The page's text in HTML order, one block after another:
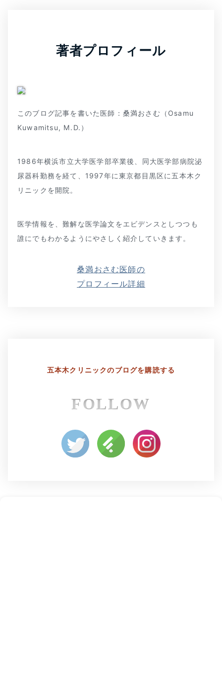
著者プロフィール
このブログ記事を書いた医師：桑満おさむ（Osamu
Kuwamitsu, M.D.）
1986年横浜市立大学医学部卒業後、同大医学部病院泌
尿器科勤務を経て、1997年に東京都目黒区に五本木ク
リニックを開院。
医学情報を、難解な医学論文をエビデンスとしつつも
誰にでもわかるようにやさしく紹介していきます。
桑満おさむ医師の
プロフィール詳細
五本木クリニックのブログを購読する
FOLLOW